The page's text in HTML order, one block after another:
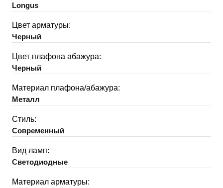
Longus
Цвет арматуры:
Черный
Цвет плафона абажура:
Черный
Материал плафона/абажура:
Металл
Стиль:
Современный
Вид ламп:
Светодиодные
Материал арматуры: